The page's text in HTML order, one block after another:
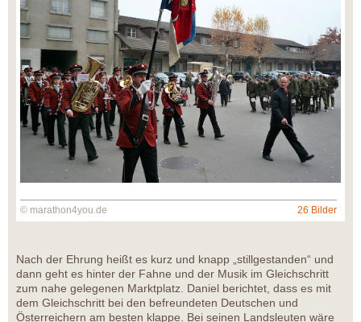
© marathon4you.de 26 Bilder
Nach der Ehrung heißt es kurz und knapp „stillgestanden“ und
dann geht es hinter der Fahne und der Musik im Gleichschritt
zum nahe gelegenen Marktplatz. Daniel berichtet, dass es mit
dem Gleichschritt bei den befreundeten Deutschen und
Österreichern am besten klappe. Bei seinen Landsleuten wäre